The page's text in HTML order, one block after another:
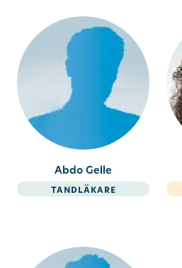
Abdo Gelle
tandläkare